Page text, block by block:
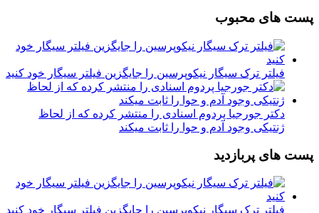
پست های محبوب
فیلتر ترک سیگار نیکوپرسین را جایگزین فیلتر سیگار خود کنید
دکتر جورجیا پردوم اسنادی را منتشر کرده که از لحاظ
ژنتیکی وجود آدم و حوا را ثابت میکند
پست های پربازدید
فیلتر ترک سیگار نیکوپرسین را جایگزین فیلتر سیگار خود کنید